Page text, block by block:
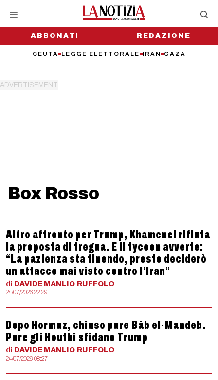
contenutoABBONATI
CEUTA LEGGE ELETTORALE IRAN GAZA
REDAZIONE
Box Rosso
Altro affronto per Trump, Khamenei rifiuta
la proposta di tregua. E il tycoon avverte:
“La pazienza sta finendo, presto deciderò
un attacco mai visto contro l’Iran”
di DAVIDE MANLIO RUFFOLO
24/07/2026 22:29
Dopo Hormuz, chiuso pure Bāb el-Mandeb.
Pure gli Houthi sfidano Trump
di DAVIDE MANLIO RUFFOLO
24/07/2026 08:27